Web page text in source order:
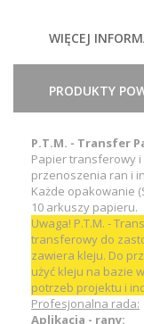
WIĘCEJ
PRODUKTY
P.T.M. - Transfer
Papier transferowy
przenoszenia ran i
Każde opakowanie
10 arkuszy papieru.
Uwaga! P.T.M. -
transferowy do
zawiera kleju. Do
użyć kleju na bazie
potrzeb projektu i
Profesjonalna rada:
Aplikacja - rany: